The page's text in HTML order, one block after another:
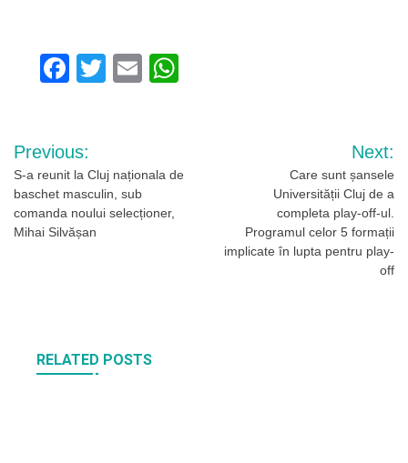
Facebook
Twitter
Email
Navigare
în
articole
Previous:
S-a reunit la Cluj naționala de
baschet masculin, sub
comanda noului selecționer,
Mihai Silvășan
Next:
Care sunt șansele
Universității Cluj de a
completa play-off-ul.
Programul celor 5 formații
implicate în lupta pentru play-
off
RELATED POSTS